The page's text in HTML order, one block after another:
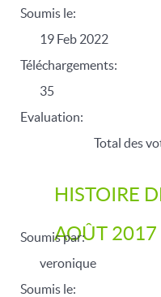
Soumis le:
19 Feb 2022
Téléchargements:
35
Evaluation:
Total des
HISTOIRE
AOÛT 2017
Soumis par:
veronique
Soumis le: